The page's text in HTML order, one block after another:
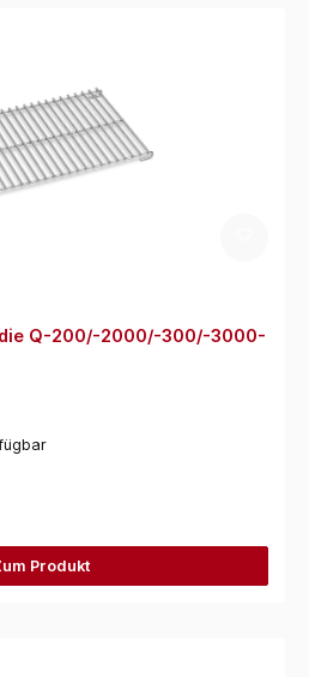
Q-200/-2000/-300/-3000-
Produkt